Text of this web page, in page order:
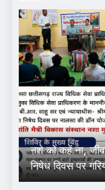
नशे को कहें ना,
निषेध दिवस पर
जागरूकता शिविर